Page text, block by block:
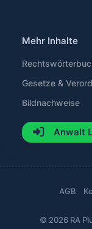
Mehr Inhalte
Gesetze &
Bildnachweise
Anwalt
© 2026 RA
AGB